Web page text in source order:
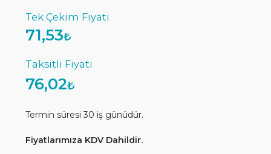
71,53₺
76,02₺
Termin süresi 30 iş günüdür.
Fiyatlarımıza KDV Dahildir.